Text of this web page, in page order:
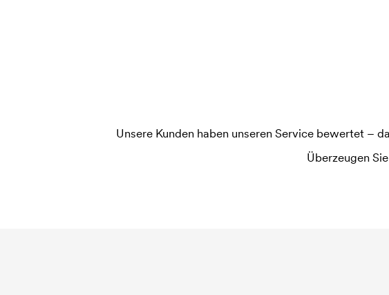
Unsere Kunden haben unseren Service bewertet –
Überzeugen